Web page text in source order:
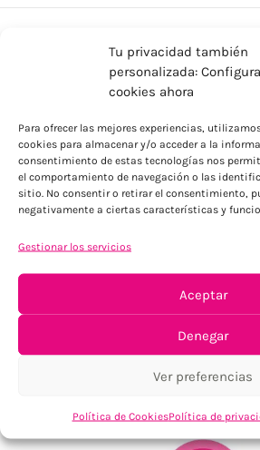
Tu privacidad también
personalizada:
cookies ahora
Para ofrecer las mejores experiencias,
cookies para almacenar y/o acceder a la
consentimiento de estas tecnologías nos
el comportamiento de navegación o las
sitio. No consentir o retirar el consentimiento,
negativamente a ciertas características y
Gestionar los servicios
Aceptar
Denegar
Ver preferencias
Política de CookiesPolítica de
ENVÍOS
Para Península, resto